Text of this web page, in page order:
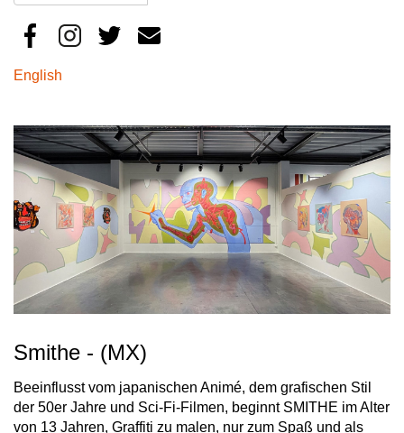
Search
English
Smithe - (MX)
Beeinflusst vom japanischen Animé, dem grafischen Stil
der 50er Jahre und Sci-Fi-Filmen, beginnt SMITHE im Alter
von 13 Jahren, Graffiti zu malen, nur zum Spaß und als